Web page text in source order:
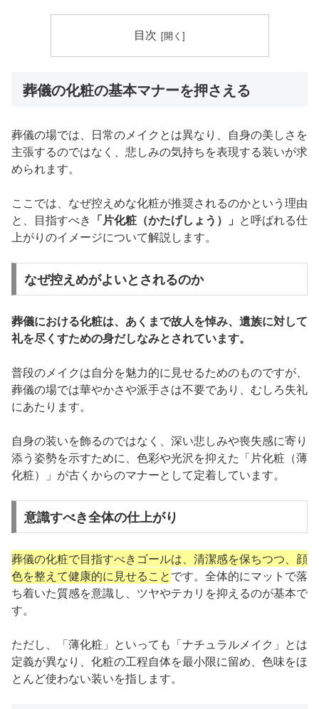
目次
葬儀の化粧の基本マナーを押さえる
葬儀の場では、日常のメイクとは異なり、自身の美しさを
主張するのではなく、悲しみの気持ちを表現する装いが求
められます。
ここでは、なぜ控えめな化粧が推奨されるのかという理由
と、目指すべき 「片化粧（かたげしょう）」 と呼ばれる仕
上がりのイメージについて解説します。
なぜ控えめがよいとされるのか
葬儀における化粧は、あくまで故人を悼み、遺族に対して
礼を尽くすための身だしなみとされています。
普段のメイクは自分を魅力的に見せるためのものですが、
葬儀の場では華やかさや派手さは不要であり、むしろ失礼
にあたります。
自身の装いを飾るのではなく、深い悲しみや喪失感に寄り
添う姿勢を示すために、色彩や光沢を抑えた「片化粧（薄
化粧）」が古くからのマナーとして定着しています。
意識すべき全体の仕上がり
葬儀の化粧で目指すべきゴールは、清潔感を保ちつつ、顔
色を整えて健康的に見せることです。全体的にマットで落
ち着いた質感を意識し、ツヤやテカリを抑えるのが基本で
す。
ただし、「薄化粧」といっても「ナチュラルメイク」とは
定義が異なり、化粧の工程自体を最小限に留め、色味をほ
とんど使わない装いを指します。